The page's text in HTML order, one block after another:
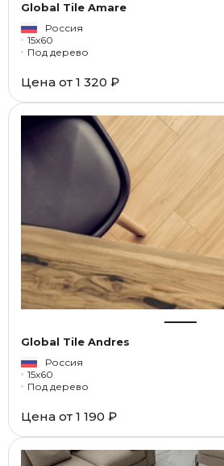
Global Tile Amare
Россия
15x60
Под дерево
Цена от 1 320 ₽
Global Tile Andres
Россия
15x60
Под дерево
Цена от 1 190 ₽